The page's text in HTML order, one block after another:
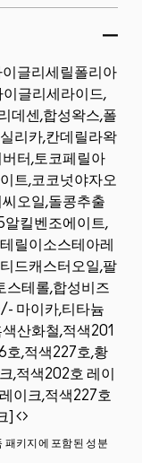
글리세릴폴리아
글리세라이드,
데센,합성왁스,폴
리카,칸데릴라왁
터,토코페릴아
트,코코넛야자오
오일,돌콩추출
알킬벤조에이트,
릴이소스테아레
드캐스터오일,팔
스테롤,합성비즈
마이카,티타늄
산화철,적색201
호,적색227호,황
,적색202호 레이
이크,적색227호
]
패키지에 포함된 성분